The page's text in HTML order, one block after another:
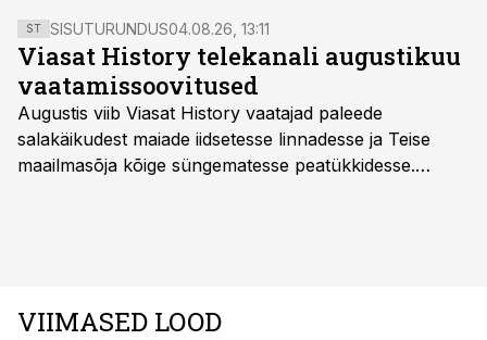
ST SISUTURUNDUS04.08.26, 13:11
Viasat History telekanali augustikuu
vaatamissoovitused
Augustis viib Viasat History vaatajad paleede
salakäikudest maiade iidsetesse linnadesse ja Teise
maailmasõja kõige süngematesse peatükkidesse.
viasathistory.eu/ee
VIIMASED LOOD